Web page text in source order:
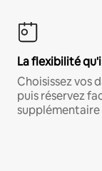
La flexibilité
Choisissez vos
puis réservez